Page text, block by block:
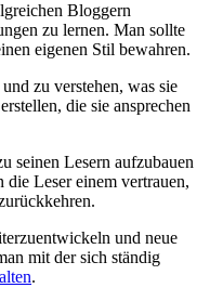
Bloggern
zu lernen. Man ⁣sollte
eigenen Stil bewahren.
zu verstehen, was ⁢sie
die sie ansprechen
seinen ‍Lesern aufzubauen
Leser ⁣einem⁤ vertrauen,
und neue
mit⁤ der⁣ sich ständig
.